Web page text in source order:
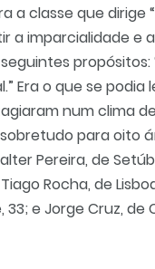
a classe que dirige
a imparcialidade e
Era o que se
num clima
para oito
Pereira, de
Rocha, de
33; e Jorge Cruz, de